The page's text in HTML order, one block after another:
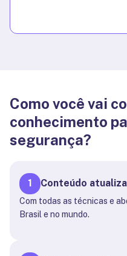
Como você vai
conhecimento
segurança?
1 Conteúdo
Com todas as técnicas e
Brasil e no mundo.